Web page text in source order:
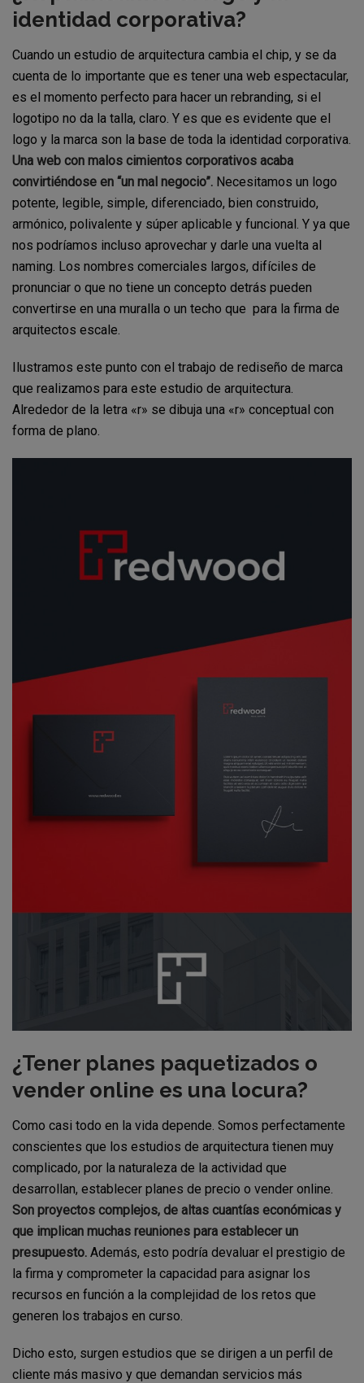
identidad corporativa?
Cuando un estudio de arquitectura cambia el chip, y se da
cuenta de lo importante que es tener una web espectacular,
es el momento perfecto para hacer un rebranding, si el
logotipo no da la talla, claro. Y es que es evidente que el
logo y la marca son la base de toda la identidad corporativa.
Una web con malos cimientos corporativos acaba
convirtiéndose en “un mal negocio”. Necesitamos un logo
potente, legible, simple, diferenciado, bien construido,
armónico, polivalente y súper aplicable y funcional. Y ya que
nos podríamos incluso aprovechar y darle una vuelta al
naming. Los nombres comerciales largos, difíciles de
pronunciar o que no tiene un concepto detrás pueden
convertirse en una muralla o un techo que para la firma de
arquitectos escale.
Ilustramos este punto con el trabajo de rediseño de marca
que realizamos para este estudio de arquitectura.
Alrededor de la letra «r» se dibuja una «r» conceptual con
forma de plano.
¿Tener planes paquetizados o
vender online es una locura?
Como casi todo en la vida depende. Somos perfectamente
conscientes que los estudios de arquitectura tienen muy
complicado, por la naturaleza de la actividad que
desarrollan, establecer planes de precio o vender online.
Son proyectos complejos, de altas cuantías económicas y
que implican muchas reuniones para establecer un
presupuesto. Además, esto podría devaluar el prestigio de
la firma y comprometer la capacidad para asignar los
recursos en función a la complejidad de los retos que
generen los trabajos en curso.
Dicho esto, surgen estudios que se dirigen a un perfil de
cliente más masivo y que demandan servicios más